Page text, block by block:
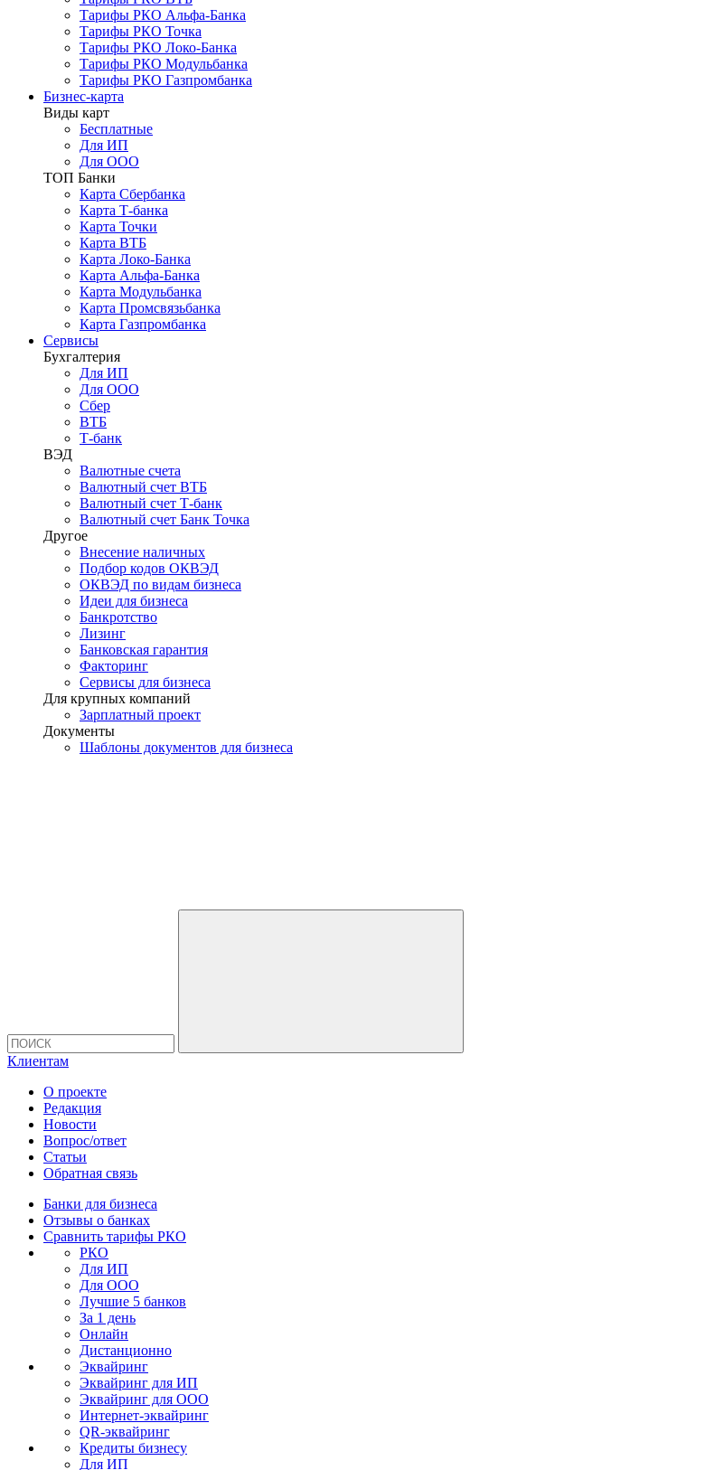
Тарифы РКО Альфа-Банка
Тарифы РКО Точка
Тарифы РКО Локо-Банка
Тарифы РКО Модульбанка
Тарифы РКО Газпромбанка
Бизнес-карта
Виды карт
Бесплатные
Для ИП
Для ООО
ТОП Банки
Карта Сбербанка
Карта Т-банка
Карта Точки
Карта ВТБ
Карта Локо-Банка
Карта Альфа-Банка
Карта Модульбанка
Карта Промсвязьбанка
Карта Газпромбанка
Сервисы
Бухгалтерия
Для ИП
Для ООО
Сбер
ВТБ
Т-банк
ВЭД
Валютные счета
Валютный счет ВТБ
Валютный счет Т-банк
Валютный счет Банк Точка
Другое
Внесение наличных
Подбор кодов ОКВЭД
ОКВЭД по видам бизнеса
Идеи для бизнеса
Банкротство
Лизинг
Банковская гарантия
Факторинг
Сервисы для бизнеса
Для крупных компаний
Зарплатный проект
Документы
Шаблоны документов для бизнеса
Клиентам
О проекте
Редакция
Новости
Вопрос/ответ
Статьи
Обратная связь
Банки для бизнеса
Отзывы о банках
Сравнить тарифы РКО
РКО
Для ИП
Для ООО
Лучшие 5 банков
За 1 день
Онлайн
Дистанционно
Эквайринг
Эквайринг для ИП
Эквайринг для ООО
Интернет-эквайринг
QR-эквайринг
Кредиты бизнесу
Для ИП